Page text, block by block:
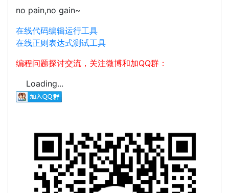
no pain,no gain~
在线代码编辑运行工具
在线正则表达式测试工具
编程问题探讨交流，关注微博和加QQ群：
Loading...